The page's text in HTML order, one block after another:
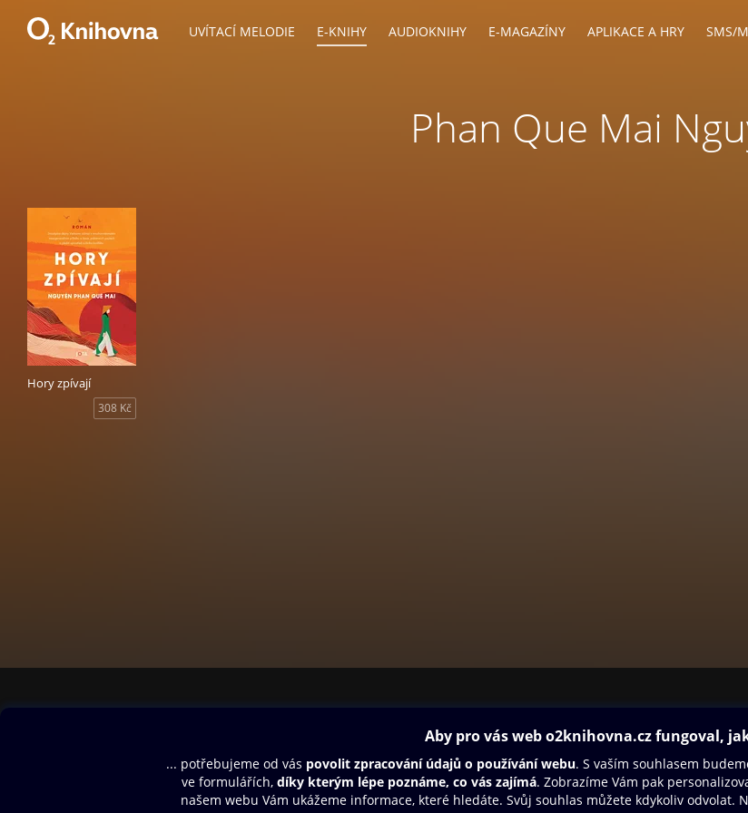
UVÍTACÍ MELODIE E-KNIHY AUDIOKNIHY E-MAGAZÍNY APLIKACE A HRY SMS/
Phan Que Mai
Hory zpívají
308 Kč
Aplikace a hry
SMS/MMS Info
Blog
Dárkový poukaz
Nápověda
Oneplay Originály
Sport